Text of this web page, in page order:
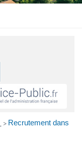
> Recrutement dans